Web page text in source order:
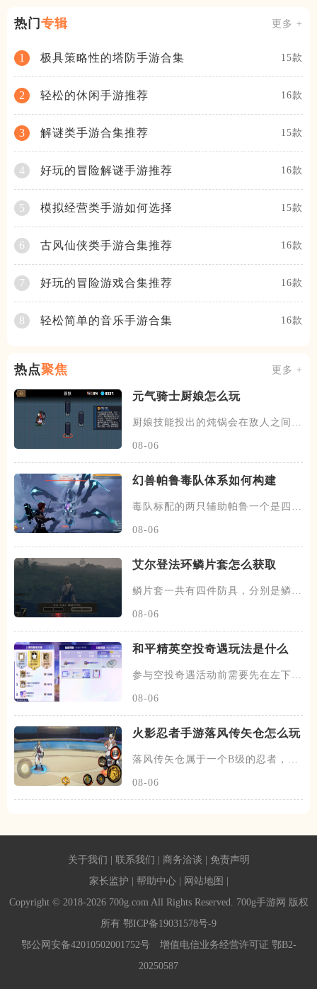
热门 专辑 更多 +
1 极具策略性的塔防手游合集 15款
2 轻松的休闲手游推荐 16款
3 解谜类手游合集推荐 15款
4 好玩的冒险解谜手游推荐 16款
5 模拟经营类手游如何选择 15款
6 古风仙侠类手游合集推荐 16款
7 好玩的冒险游戏合集推荐 16款
8 轻松简单的音乐手游合集 16款
热点聚焦 更多 +
元气骑士厨娘怎么玩
厨娘技能投出的炖锅会在敌人之间反
08-06
幻兽帕鲁毒队体系如何构建
毒队标配的两只辅助帕鲁一个是四星
08-06
艾尔登法环鳞片套怎么获取
鳞片套一共有四件防具，分别是鳞片
08-06
和平精英空投奇遇玩法是什么
参与空投奇遇活动前需要先在左下角
08-06
火影忍者手游落风传矢仓怎么玩
落风传矢仓属于一个B级的忍者，带
08-06
关于我们 联系我们 商务洽谈
免责声明
家长监护
帮助中心 网站地图
Copyright © 2018-2026 700g.com All Rights Reserved. 700g手游网 版权
所有 鄂ICP备19031578号-9
鄂公网安备42010502001752号增值电信业务经营许可证 鄂B2-
20250587